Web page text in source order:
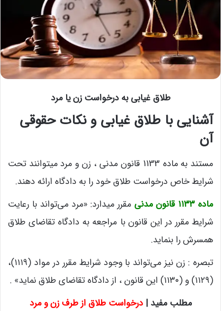
طلاق غیابی به درخواست زن یا مرد
آشنایی با طلاق غیابی و نکات حقوقی
آن
مستند به ماده 1133 قانون مدنی ، زن و مرد میتوانند تحت
شرایط خاص درخواست طلاق خود را به دادگاه ارائه دهند.
ماده ۱۱۳۳ قانون مدنی
مقرر میدارد: «مرد می‌تواند با رعایت
شرایط مقرر در این قانون با مراجعه به دادگاه ‌تقاضای طلاق
همسرش را بنماید. ‌
تبصره : زن نیز می‌تواند با وجود شرایط مقرر در مواد (۱۱۱۹)،
(۱۱۲۹) و (۱۱۳۰) ‌این قانون ، از دادگاه تقاضای طلاق نماید» .
مطلب مفید |درخواست طلاق از طرف زن و مرد